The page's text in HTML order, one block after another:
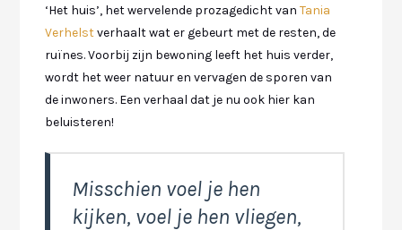
‘Het huis’, het wervelende prozagedicht vanTania
Verhelstverhaalt wat er gebeurt met de resten, de
ruïnes. Voorbij zijn bewoning leeft het huis verder,
wordt het weer natuur en vervagen de sporen van
de inwoners. Een verhaal dat je nu ook hier kan
beluisteren!
Misschien voel je hen
kijken, voel je hen vliegen,